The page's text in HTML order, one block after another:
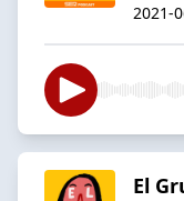
2021-
El